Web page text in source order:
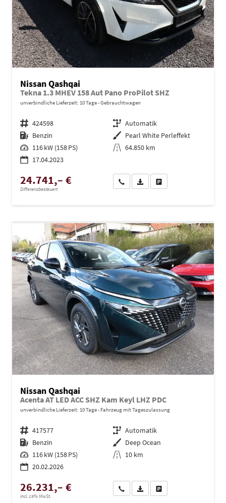
Nissan Qashqai
Tekna 1.3 MHEV 158 Aut Pano ProPilot SHZ
unverbindliche Lieferzeit: 10 Tage Gebrauchtwagen
Fahrzeugnr. 424598 Getriebe Automatik
Kraftstoff Benzin Außenfarbe Pearl White Perleffekt
Leistung 116 kW (158 PS) Kilometerstand 64.850 km
17.04.2023
24.741,– €
Differenzbesteuert
Wir rufen Sie anPDF-Datei, Fahrzeugexposé
Nissan Qashqai
Acenta AT LED ACC SHZ Kam Keyl LHZ PDC
unverbindliche Lieferzeit: 10 Tage Fahrzeug mit Tageszulassung
Fahrzeugnr. 417577 Getriebe Automatik
Kraftstoff Benzin Außenfarbe Deep Ocean
Leistung 116 kW (158 PS) Kilometerstand 10 km
20.02.2026
26.231,– €
incl. 19% MwSt.
Wir rufen Sie anPDF-Datei, Fahrzeugexposé